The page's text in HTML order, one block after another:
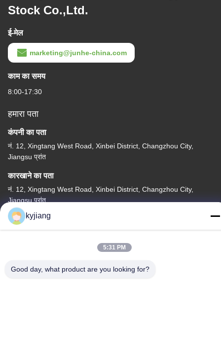
Stock Co.,Ltd.
ई-मेल
marketing@junhe-china.com
काम का समय
8:00-17:30
हमारा पता
कंपनी का पता
नं. 12, Xingtang West Road, Xinbei District, Changzhou City,
Jiangsu प्रांत
कारखाने का पता
नं. 12, Xingtang West Road, Xinbei District, Changzhou City,
Jiangsu प्रांत
टेलीफोन
86-133-8280-7820
kyjiang
5:31 PM
Good day, what product are you looking for?